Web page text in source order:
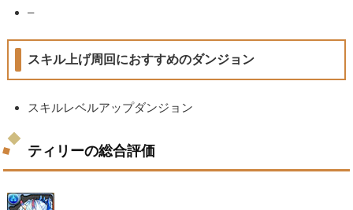
–
スキル上げ周回におすすめのダンジョン
スキルレベルアップダンジョン
ティリーの総合評価